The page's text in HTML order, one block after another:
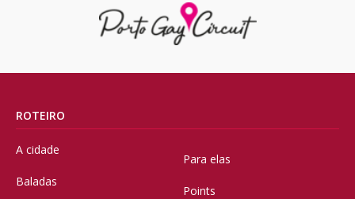
ROTEIRO
A cidade
Baladas
Para elas
Points